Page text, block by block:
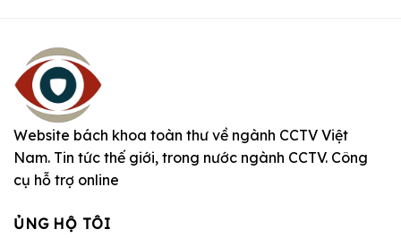
Website bách khoa toàn thư về ngành CCTV Việt
Nam. Tin tức thế giới, trong nước ngành CCTV. Công
cụ hỗ trợ online
ỦNG HỘ TÔI